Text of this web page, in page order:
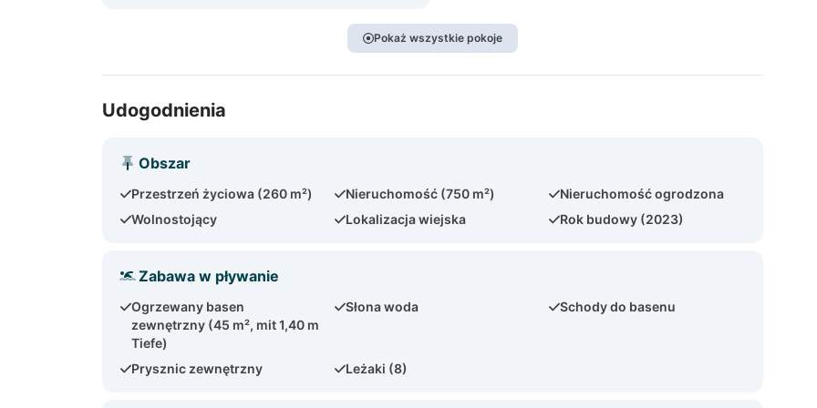
Pokaż wszystkie pokoje
Udogodnienia
Obszar
Przestrzeń życiowa (260 m²) Nieruchomość (750 m²)
Nieruchomość ogrodzona
Wolnostojący
Lokalizacja wiejska Rok budowy (2023)
Zabawa w pływanie
Ogrzewany basen
zewnętrzny (45 m², mit 1,40 m
Tiefe)
Słona woda Schody do basenu
Prysznic zewnętrzny Leżaki (8)